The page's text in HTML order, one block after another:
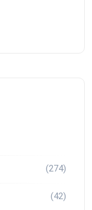
(274)
(42)